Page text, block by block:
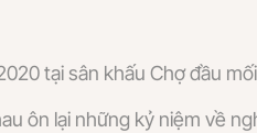
tại sân khấu Chợ đầu
ôn lại những kỷ niệm về